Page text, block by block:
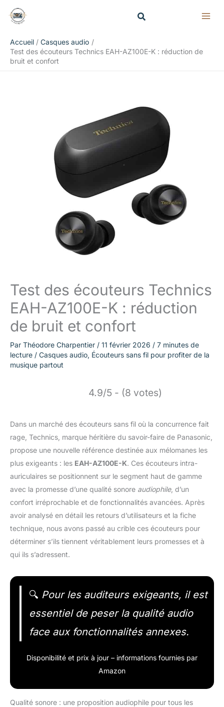
Accueil
Casques audio
Test des écouteurs Technics EAH-AZ100E-K : réduction de
bruit et confort
Test des écouteurs Technics
EAH-AZ100E-K : réduction
de bruit et confort
Par Théodore Charpentier / 11 février 2026 / 7 minutes de
lecture / Casques audio, Écouteurs sans fil pour profiter de la
musique partout
4.9/5 - (8 votes)
Dans un marché des écouteurs sans fil où la concurrence fait
rage, Technics, marque héritière du savoir-faire de Panasonic,
propose une nouvelle référence destinée aux mélomanes les
plus exigeants : les EAH-AZ100E-K. Ces écouteurs intra-
auriculaires se positionnent sur le segment haut de gamme
avec la promesse d’une qualité sonore audiophile, d’un
confort irréprochable et de fonctionnalités avancées. Après
avoir analysé en détail les retours d’utilisateurs et la fiche
technique, nous avons passé au crible ces écouteurs pour
déterminer s’ils tiennent véritablement leurs promesses et à
qui ils s’adressent.
🔍 Pour les auditeurs exigeants, il est
essentiel de peser la qualité audio
face aux fonctionnalités annexes.
Disponibilité et prix à jour – informations fournies par
Amazon
Qualité sonore : une proposition audiophile pour tous les
Rechercher